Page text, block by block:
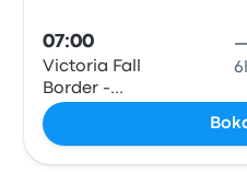
07:00
Victoria Fall
Border -
Zambia side at
Department of